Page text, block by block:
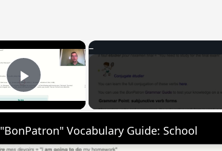
×
Play Video
"BonPatron" Vocabulary Guide: School